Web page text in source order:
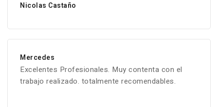
Nicolas Castaño
Mercedes
Excelentes Profesionales. Muy contenta con el
trabajo realizado. totalmente recomendables.